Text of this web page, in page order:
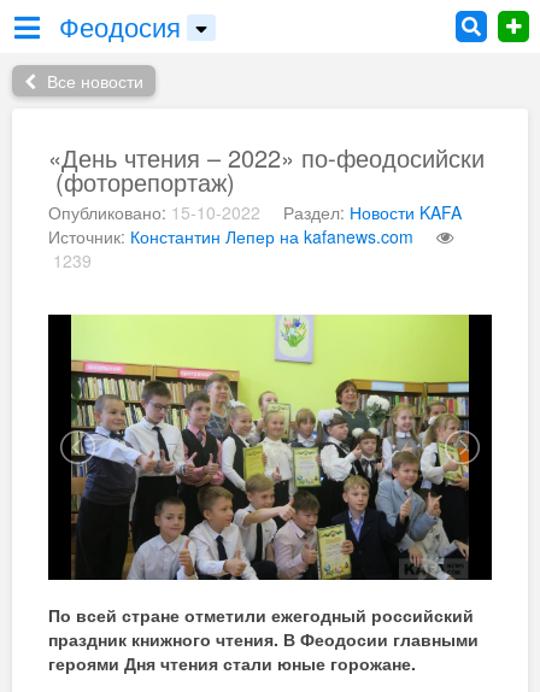
Феодосия
Все новости
«День чтения – 2022» по-феодосийски
(фоторепортаж)
Опубликовано: 15-10-2022 Раздел: Новости KAFA
Источник: Константин Лепер на kafanews.com
1239
По всей стране отметили ежегодный российский
праздник книжного чтения. В Феодосии главными
героями Дня чтения стали юные горожане.